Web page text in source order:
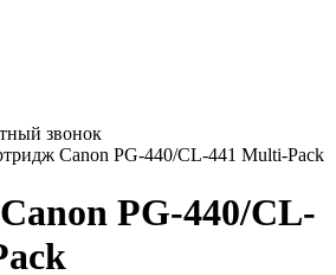
звонок
Canon PG-440/CL-441 Multi-Pack
PG-440/CL-